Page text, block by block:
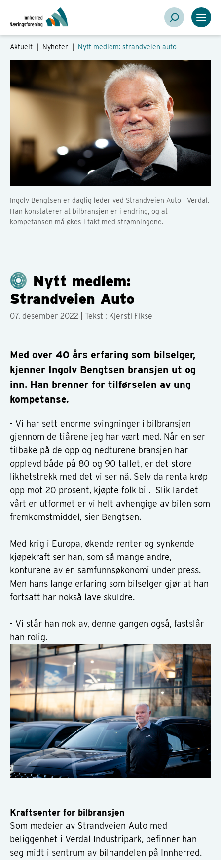
Aktuelt | Nyheter Nytt medlem: strandveien auto
Ingolv Bengtsen er daglig leder ved Strandveien Auto i Verdal.
Han konstaterer at bilbransjen er i endring, og at
kompetansen må økes i takt med strømningene.
Nytt medlem:
Strandveien Auto
07. desember 2022 | Tekst : Kjersti Fikse
Med over 40 års erfaring som bilselger,
kjenner Ingolv Bengtsen bransjen ut og
inn. Han brenner for tilførselen av ung
kompetanse.
- Vi har sett enorme svingninger i bilbransjen
gjennom de tiårene jeg har vært med. Når en ser
tilbake på de opp og nedturene bransjen har
opplevd både på 80 og 90 tallet, er det store
likhetstrekk med det vi ser nå. Selv da renta krøp
opp mot 20 prosent, kjøpte folk bil. Slik landet
vårt er utformet er vi helt avhengige av bilen som
fremkomstmiddel, sier Bengtsen.
Med krig i Europa, økende renter og synkende
kjøpekraft ser han, som så mange andre,
konturene av en samfunnsøkonomi under press.
Men hans lange erfaring som bilselger gjør at han
fortsatt har nokså lave skuldre.
- Vi står han nok av, denne gangen også, fastslår
han rolig.
Kraftsenter for bilbransjen
Som medeier av Strandveien Auto med
beliggenhet i Verdal Industripark, befinner han
seg midt i sentrum av bilhandelen på Innherred.